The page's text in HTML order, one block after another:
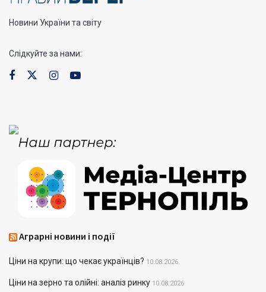
Новини України та світу
Слідкуйте за нами:
Аграрні новини і події
Ціни на крупи: що чекає українців? 10.08.2026
Ціни на зерно та олійні: аналіз ринку 10.08.2026